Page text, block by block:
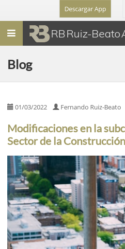
Descargar App
Menú RB Ruiz-Beato
Blog
01/03/2022 Fernando Ruiz-Beato
Modificaciones en la
Sector de la Construcción